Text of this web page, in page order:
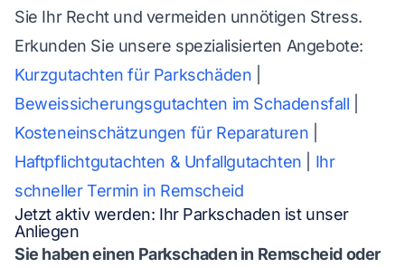
Sie Ihr Recht und vermeiden unnötigen Stress.
Erkunden Sie unsere spezialisierten Angebote:
Kurzgutachten für Parkschäden
Beweissicherungsgutachten im Schadensfall
Kosteneinschätzungen für Reparaturen
Haftpflichtgutachten & Unfallgutachten
Ihr
schneller Termin in Remscheid
Jetzt aktiv werden: Ihr Parkschaden ist unser
Anliegen
Sie haben einen Parkschaden in Remscheid oder